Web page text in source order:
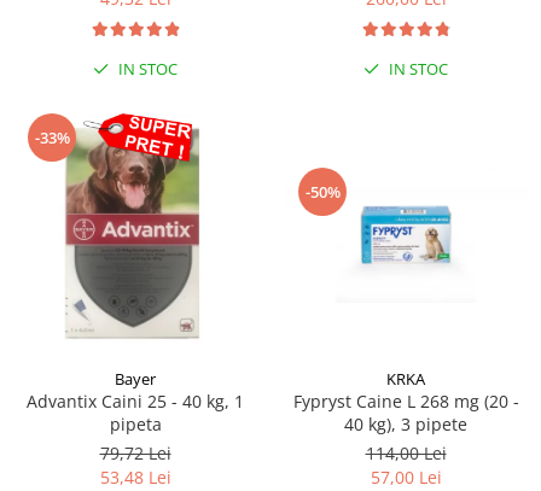
Sampoane si Balsamuri
Servetele Umede
Covorase absorbante
Igiena Catel
Igiena Interior
Perii si descalcitoare caini
Solutii Atractante si repelente
Custi transport - Pisici
Paturi, perne si cosuri pentru pisici
Recompense Delicioase
IN STOC IN STOC
-33%
Bayer
Advantix Caini 25 - 40 kg, 1
pipeta
79,72 Lei
53,48 Lei
-50%
KRKA
Fypryst Caine L 268 mg (20 -
40 kg), 3 pipete
114,00 Lei
57,00 Lei